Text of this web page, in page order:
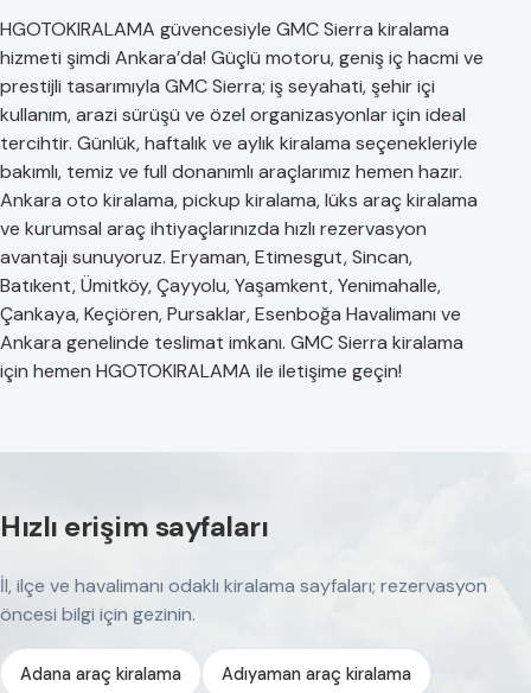
HGOTOKIRALAMA güvencesiyle GMC Sierra kiralama
hizmeti şimdi Ankara’da! Güçlü motoru, geniş iç hacmi ve
prestijli tasarımıyla GMC Sierra; iş seyahati, şehir içi
kullanım, arazi sürüşü ve özel organizasyonlar için ideal
tercihtir. Günlük, haftalık ve aylık kiralama seçenekleriyle
bakımlı, temiz ve full donanımlı araçlarımız hemen hazır.
Ankara oto kiralama, pickup kiralama, lüks araç kiralama
ve kurumsal araç ihtiyaçlarınızda hızlı rezervasyon
avantajı sunuyoruz. Eryaman, Etimesgut, Sincan,
Batıkent, Ümitköy, Çayyolu, Yaşamkent, Yenimahalle,
Çankaya, Keçiören, Pursaklar, Esenboğa Havalimanı ve
Ankara genelinde teslimat imkanı. GMC Sierra kiralama
için hemen HGOTOKIRALAMA ile iletişime geçin!
Hızlı erişim sayfaları
İl, ilçe ve havalimanı odaklı kiralama sayfaları; rezervasyon
öncesi bilgi için gezinin.
Adana araç kiralama Adıyaman araç kiralama